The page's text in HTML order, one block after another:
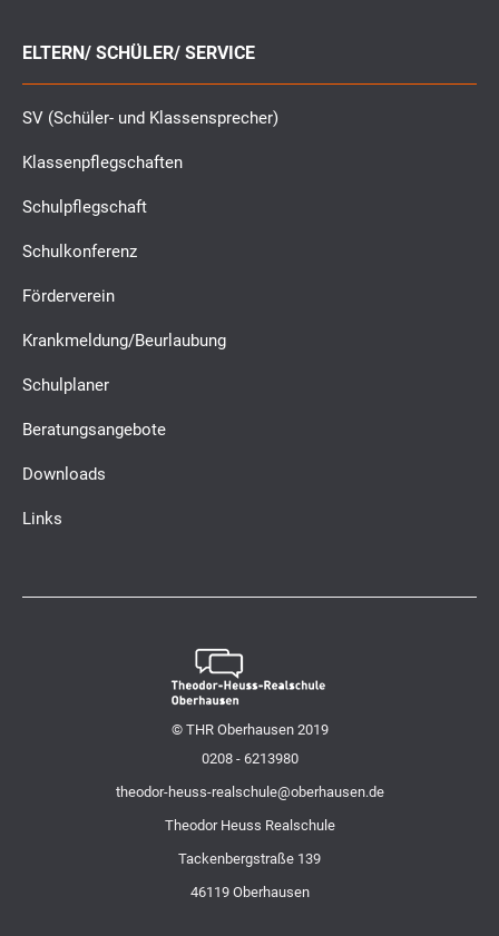
ELTERN/ SCHÜLER/ SERVICE
SV (Schüler- und Klassensprecher)
Klassenpflegschaften
Schulpflegschaft
Schulkonferenz
Förderverein
Krankmeldung/Beurlaubung
Schulplaner
Beratungsangebote
Downloads
Links
© THR Oberhausen 2019
0208 - 6213980
theodor-heuss-realschule@oberhausen.de
Theodor Heuss Realschule
Tackenbergstraße 139
46119 Oberhausen